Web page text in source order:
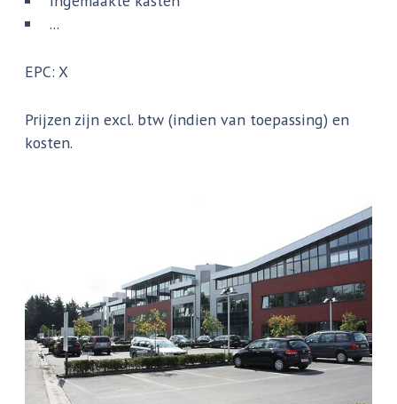
...
EPC: X
Prijzen zijn excl. btw (indien van toepassing) en
kosten.